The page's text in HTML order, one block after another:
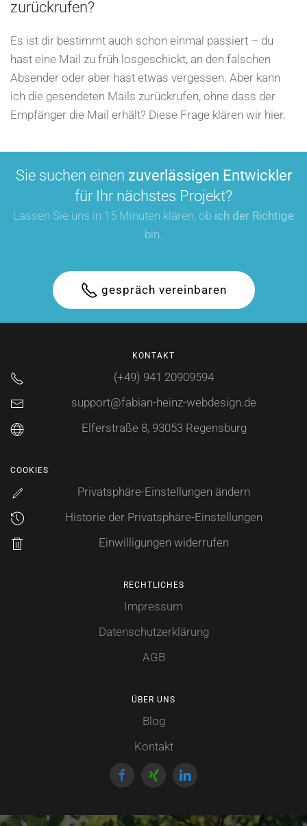
zurückrufen?
Es ist dir bestimmt auch schon einmal passiert – du
hast eine Mail zu früh losgeschickt, an den falschen
Absender oder aber hast etwas vergessen. Aber kann
ich die gesendeten Mails zurückrufen, ohne dass der
Empfänger die Mail erhält? Diese Frage klären wir hier.
Sie suchen einen zuverlässigen Entwickler
für Ihr nächstes Projekt?
Lassen Sie uns in 15 Minuten klären, ob ich der Richtige
bin.
gespräch vereinbaren
KONTAKT
(+49) 941 20909594
support@fabian-heinz-webdesign.de
Elferstraße 8, 93053 Regensburg
COOKIES
Privatsphäre-Einstellungen ändern
Historie der Privatsphäre-Einstellungen
Einwilligungen widerrufen
RECHTLICHES
Impressum
Datenschutzerklärung
AGB
ÜBER UNS
Blog
Kontakt